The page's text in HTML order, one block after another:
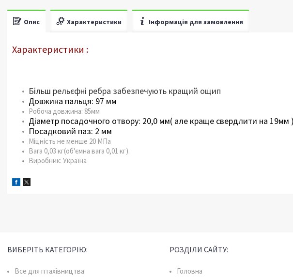
Опис Характеристики Інформація для замовлення
Характеристики :
Більш рельєфні ребра забезпечують кращий ощип
Довжина пальця: 97 мм
Робоча довжина: 85мм
Діаметр посадочного отвору: 20,0 мм( але краще свердлити на 19мм )
Посадковий паз: 2 мм
Міцність не менше 20 МПа
Вага 0,03 кг(об'ємна вага 0,01 кг).
Виробник: Україна
ВИБЕРІТЬ КАТЕГОРІЮ:
Все для птахівництва
РОЗДІЛИ САЙТУ:
Головна